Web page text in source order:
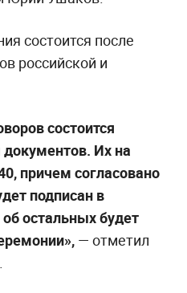
состоится после
российской и
состоится
Их на
причем согласовано
подписан в
остальных будет
— отметил